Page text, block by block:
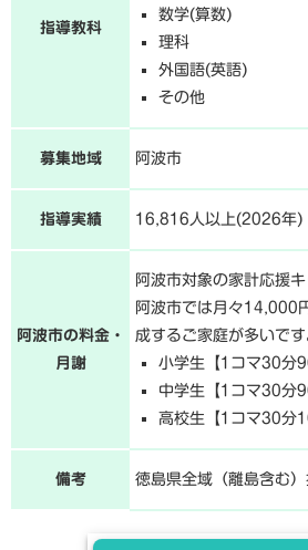
指導教科
数学(算数)
理科
外国語(英語)
その他
募集地域 阿波市
指導実績 16,816人以上(2026年)
阿波市の料金・
月謝
阿波市対象の家計応援
阿波市では月々14,000
成するご家庭が多いです
小学生【1コマ30分
中学生【1コマ30分
高校生【1コマ30分
備考 徳島県全域（離島含む）